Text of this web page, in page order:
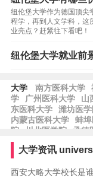
纽伦堡大学作为德国顶尖
程学，再到人文学科，这
业亮点？赶紧往下看吧！
纽伦堡大学就业前
大学 南方医科大学
学
广州医科大学 山
东医科大学
潍坊医
内蒙古医科大学
蚌
院
川北医学院 承德
青海大学医学院
学
西南财经大学 首
大学资讯
西安大略大学校长是